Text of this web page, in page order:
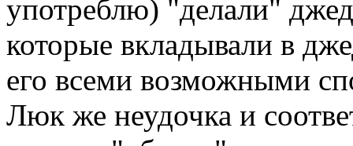
употреблю) "делали"
которые вкладывали в
его всеми возможными
Люк же неудочка и